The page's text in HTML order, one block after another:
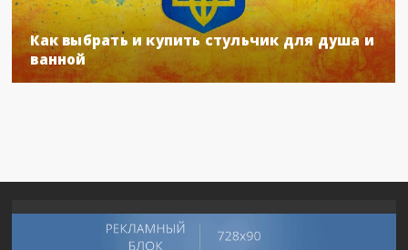
Как выбрать и купить стульчик для душа и
ванной